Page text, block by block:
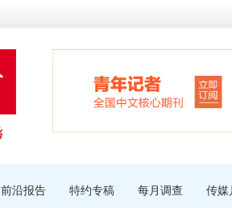
前沿报告 特约专稿 每月调查 传媒